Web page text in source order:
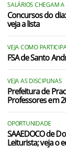
Cosmorama/
Guaraci/SP
Icém/SP
Ipiguá/SP
Nova
Onda Verde/SP
Orindiúva/SP
SALÁRIOS CHEGAM
Concursos do
veja a lista
VEJA COMO
FSA de Santo
VEJA AS DISCIPLINAS
Prefeitura de
Professores em
OPORTUNIDADE
SAAEDOCO de
Leiturista; veja o